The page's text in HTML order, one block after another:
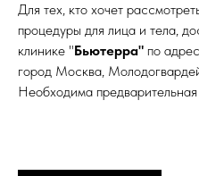
Для тех, кто хочет
процедуры для лица и тела,
клинике "Бьютерра" по
город Москва,
Необходима предварительная